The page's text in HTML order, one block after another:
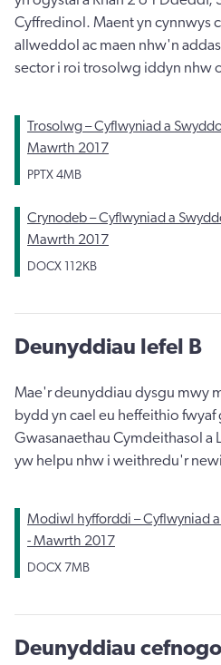
Cyffredinol. Maent yn cynnwys
allweddol ac maen nhw'n
sector i roi trosolwg iddyn nhw
Trosolwg – Cyflwyniad a
Mawrth 2017
PPTX 4MB
Crynodeb – Cyflwyniad a
Mawrth 2017
DOCX 112KB
Deunyddiau lefel B
Mae'r deunyddiau dysgu mwy
bydd yn cael eu heffeithio fwyaf
Gwasanaethau Cymdeithasol a
yw helpu nhw i weithredu'r
Modiwl hyfforddi – Cyflwyniad
- Mawrth 2017
DOCX 7MB
Deunyddiau cefnogol